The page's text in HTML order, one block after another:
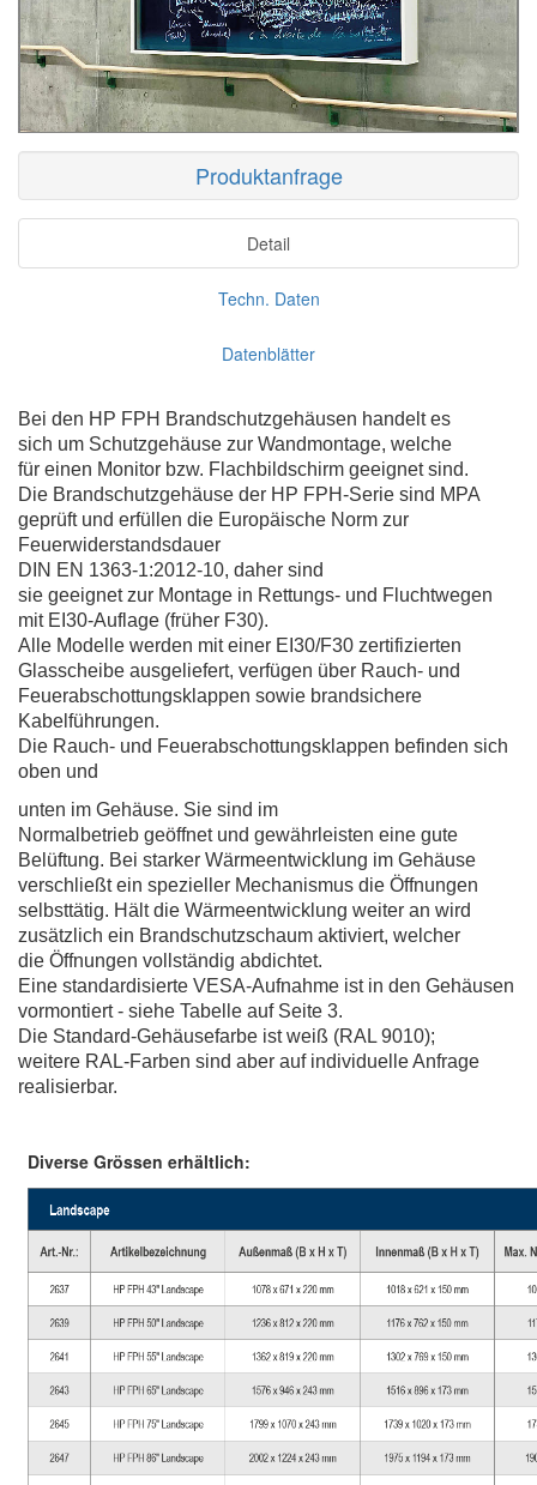
Produktanfrage
Detail
Techn. Daten
Datenblätter
Bei den HP FPH Brandschutzgehäusen handelt es
sich um Schutzgehäuse zur Wandmontage, welche
für einen Monitor bzw. Flachbildschirm geeignet sind.
Die Brandschutzgehäuse der HP FPH-Serie sind MPA
geprüft und erfüllen die Europäische Norm zur
Feuerwiderstandsdauer
DIN EN 1363-1:2012-10, daher sind
sie geeignet zur Montage in Rettungs- und Fluchtwegen
mit EI30-Auflage (früher F30).
Alle Modelle werden mit einer EI30/F30 zertifizierten
Glasscheibe ausgeliefert, verfügen über Rauch- und
Feuerabschottungsklappen sowie brandsichere
Kabelführungen.
Die Rauch- und Feuerabschottungsklappen befinden sich
oben und
unten im Gehäuse. Sie sind im
Normalbetrieb geöffnet und gewährleisten eine gute
Belüftung. Bei starker Wärmeentwicklung im Gehäuse
verschließt ein spezieller Mechanismus die Öffnungen
selbsttätig. Hält die Wärmeentwicklung weiter an wird
zusätzlich ein Brandschutzschaum aktiviert, welcher
die Öffnungen vollständig abdichtet.
Eine standardisierte VESA-Aufnahme ist in den Gehäusen
vormontiert - siehe Tabelle auf Seite 3.
Die Standard-Gehäusefarbe ist weiß (RAL 9010);
weitere RAL-Farben sind aber auf individuelle Anfrage
realisierbar.
Diverse Grössen erhältlich: